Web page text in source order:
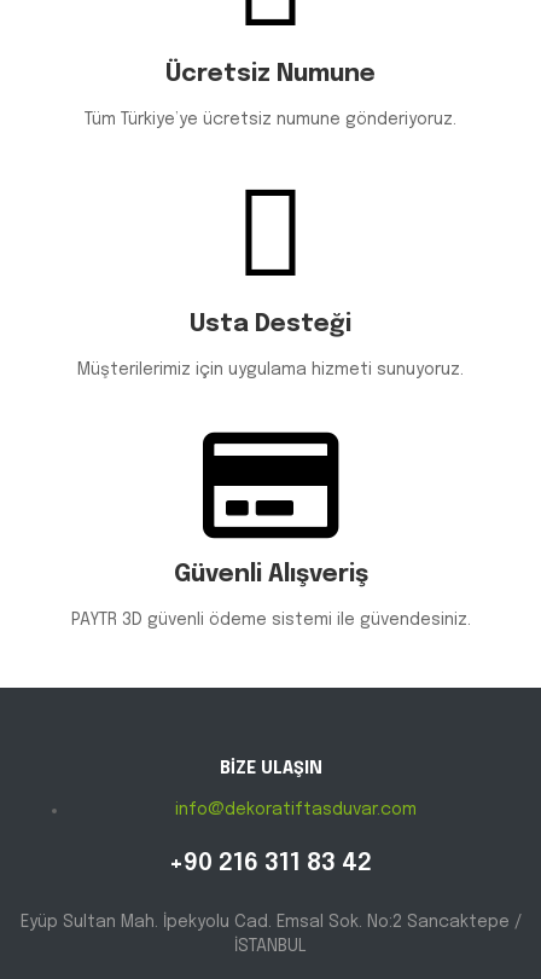
Ücretsiz Numune
Tüm Türkiye’ye ücretsiz numune gönderiyoruz.
Usta Desteği
Müşterilerimiz için uygulama hizmeti sunuyoruz.
Güvenli Alışveriş
PAYTR 3D güvenli ödeme sistemi ile güvendesiniz.
BİZE ULAŞIN
info@dekoratiftasduvar.com
+90 216 311 83 42
Eyüp Sultan Mah. İpekyolu Cad. Emsal Sok. No:2 Sancaktepe /
İSTANBUL